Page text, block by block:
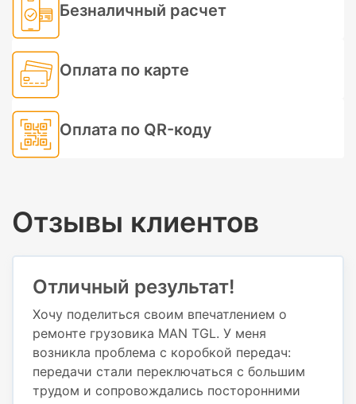
Безналичный расчет
Оплата по карте
Оплата по QR-коду
Отзывы клиентов
Отличный результат!
Хочу поделиться своим впечатлением о
ремонте грузовика MAN TGL. У меня
возникла проблема с коробкой передач:
передачи стали переключаться с большим
трудом и сопровождались посторонними